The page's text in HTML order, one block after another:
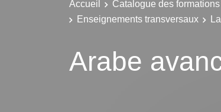
Accueil Catalogue des formations
Enseignements transversaux
Arabe